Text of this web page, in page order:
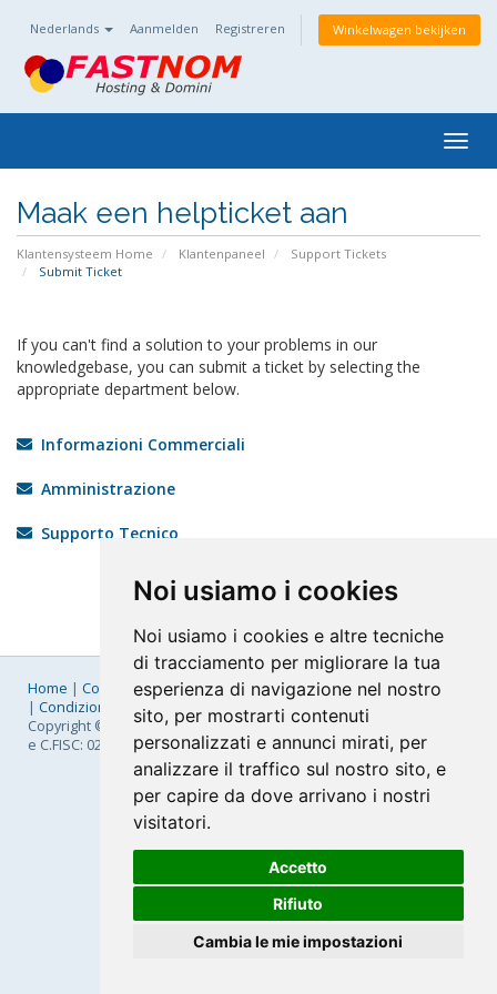
Noi usiamo i cookies
Noi usiamo i cookies e altre tecniche
di tracciamento per migliorare la tua
esperienza di navigazione nel nostro
sito, per mostrarti contenuti
personalizzati e annunci mirati, per
analizzare il traffico sul nostro sito, e
per capire da dove arrivano i nostri
visitatori.
Accetto
Rifiuto
Cambia le mie impostazioni
Nederlands Aanmelden Registreren Winkelwagen bekijken
Maak een helpticket aan
Klantensysteem Home Klantenpaneel
Support Tickets
Submit Ticket
If you can't find a solution to your problems in our
knowledgebase, you can submit a ticket by selecting the
appropriate department below.
Informazioni Commerciali
Amministrazione
Supporto Tecnico
Home | Company|Listino Prezzi |Pagamenti|SLA| Privacy
| Condizioni Generali Fatturazione Elettronica
Mappa
Copyright © 2026 FastNom Planetel S.p.A. - Divisione .Cloud - P.IVA
e C.FISC: 02831630161